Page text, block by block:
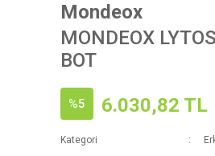
Mondeox
MONDEOX
BOT
%5 6.030,82 TL
Kategori